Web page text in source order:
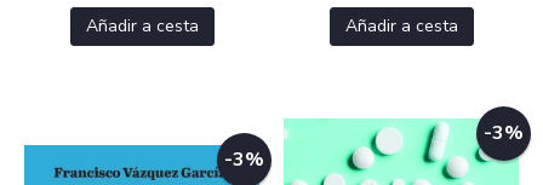
Añadir a cesta Añadir a cesta
-3%
-3%